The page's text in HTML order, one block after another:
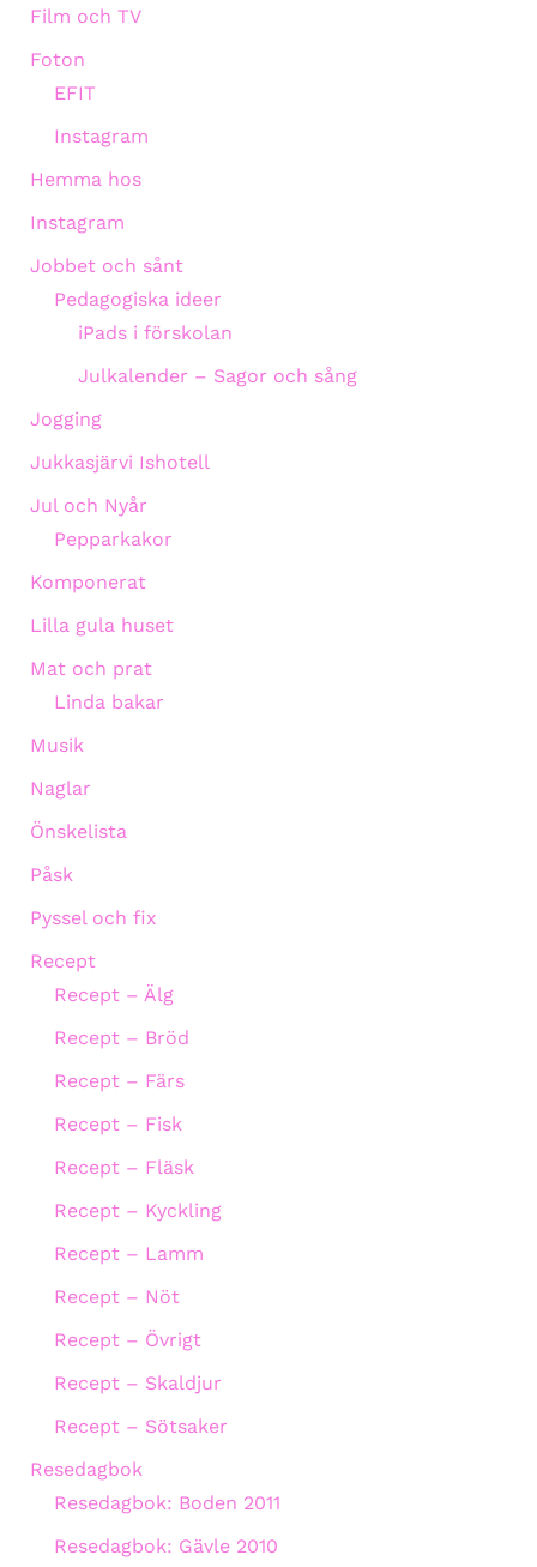
Film och TV
Foton
EFIT
Instagram
Hemma hos
Instagram
Jobbet och sånt
Pedagogiska ideer
iPads i förskolan
Julkalender – Sagor och sång
Jogging
Jukkasjärvi Ishotell
Jul och Nyår
Pepparkakor
Komponerat
Lilla gula huset
Mat och prat
Linda bakar
Musik
Naglar
Önskelista
Påsk
Pyssel och fix
Recept
Recept – Älg
Recept – Bröd
Recept – Färs
Recept – Fisk
Recept – Fläsk
Recept – Kyckling
Recept – Lamm
Recept – Nöt
Recept – Övrigt
Recept – Skaldjur
Recept – Sötsaker
Resedagbok
Resedagbok: Boden 2011
Resedagbok: Gävle 2010